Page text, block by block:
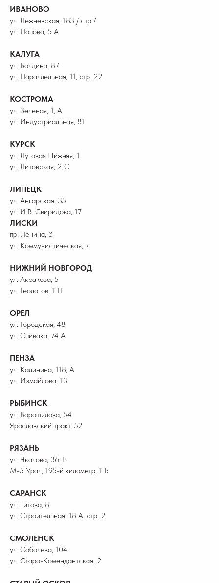
ИВАНОВО
ул. Лежневская, 183 / стр.7
ул. Попова, 5 А
КАЛУГА
ул. Болдина, 87
ул. Параллельная, 11, стр. 22
КОСТРОМА
ул. Зеленая, 1, А
ул. Индустриальная, 81
КУРСК
ул. Луговая Нижняя, 1
ул. Литовская, 2 С
ЛИПЕЦК
ул. Ангарская, 35
ул. И.В. Свиридова, 17
ЛИСКИ
пр. Ленина, 3
ул. Коммунистическая, 7
НИЖНИЙ НОВГОРОД
ул. Аксакова, 5
ул. Геологов, 1 П
ОРЕЛ
ул. Городская, 48
ул. Спивака, 74 А
ПЕНЗА
ул. Калинина, 118, А
ул. Измайлова, 13
РЫБИНСК
ул. Ворошилова, 54
Ярославский тракт, 52
РЯЗАНЬ
ул. Чкалова, 36, В
М-5 Урал, 195-й километр, 1 Б
САРАНСК
ул. Титова, 8
ул. Строительная, 18 А, стр. 2
СМОЛЕНСК
ул. Соболева, 104
ул. Старо-Комендантская, 2